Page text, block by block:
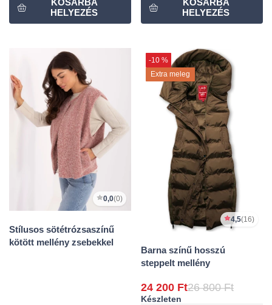
0,0(0)
Stílusos sötétrózsaszínű
kötött mellény zsebekkel
-10 %
Extra meleg
4,5(16)
Barna színű hosszú
steppelt mellény
24 200 Ft26 800 Ft
Készleten